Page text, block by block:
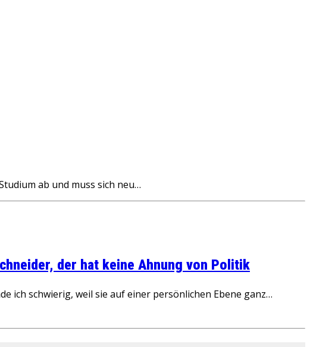
ab und muss sich neu…
der hat keine Ahnung von Politik
ich schwierig, weil sie auf einer persönlichen Ebene ganz…